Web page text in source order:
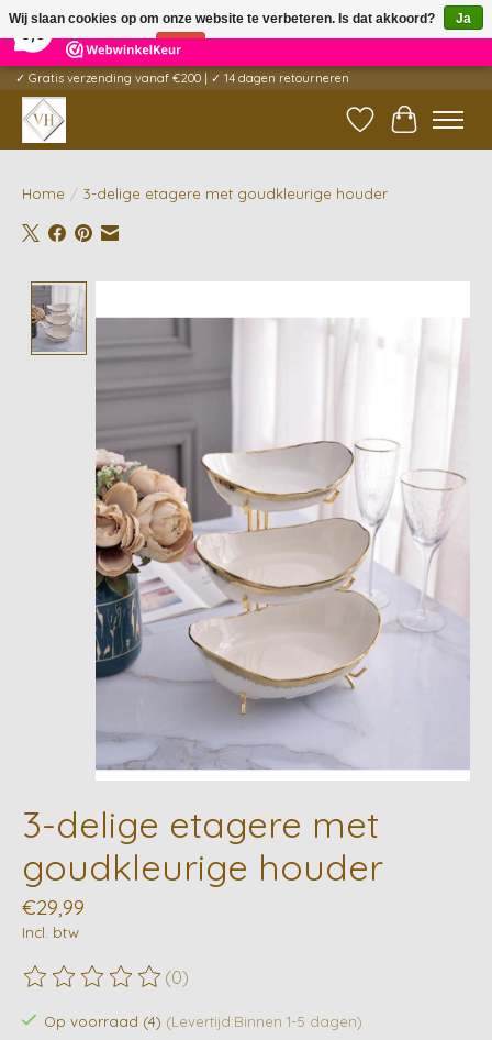
5 Reviews ×
✓ Gratis verzending vanaf €200 | ✓ 14 dagen retourneren
Verlanglijst
Home / 3-delige etagere met goudkleurige houder
3-delige etagere met
goudkleurige houder
€29,99
Incl. btw
De beoordeling van dit product is
(0)
Op voorraad (4) (Levertijd:Binnen 1-5 dagen)
Wij slaan cookies op om onze website te verbeteren. Is dat akkoord?
Ja
Nee